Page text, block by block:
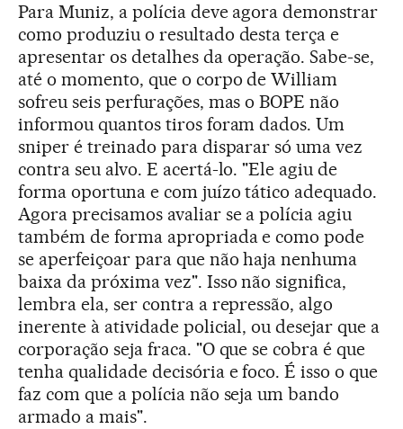
Para Muniz, a polícia deve agora demonstrar
como produziu o resultado desta terça e
apresentar os detalhes da operação. Sabe-se,
até o momento, que o corpo de William
sofreu seis perfurações, mas o BOPE não
informou quantos tiros foram dados. Um
sniper é treinado para disparar só uma vez
contra seu alvo. E acertá-lo. "Ele agiu de
forma oportuna e com juízo tático adequado.
Agora precisamos avaliar se a polícia agiu
também de forma apropriada e como pode
se aperfeiçoar para que não haja nenhuma
baixa da próxima vez". Isso não significa,
lembra ela, ser contra a repressão, algo
inerente à atividade policial, ou desejar que a
corporação seja fraca. "O que se cobra é que
tenha qualidade decisória e foco. É isso o que
faz com que a polícia não seja um bando
armado a mais".